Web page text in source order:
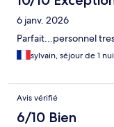
6 janv. 2026
Parfait...personnel
sylvain, séjour de 1
Avis vérifié
6/10 Bien